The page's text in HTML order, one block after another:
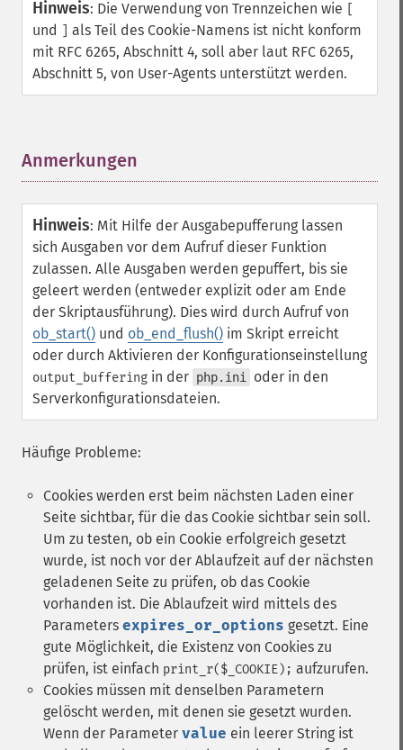
Hinweis: Die Verwendung von Trennzeichen wie
und
als Teil des Cookie-Namens ist nicht konform
mit RFC 6265, Abschnitt 4, soll aber laut RFC 6265,
Abschnitt 5, von User-Agents unterstützt werden.
Anmerkungen
Hinweis: Mit Hilfe der Ausgabepufferung lassen
sich Ausgaben vor dem Aufruf dieser Funktion
zulassen. Alle Ausgaben werden gepuffert, bis sie
geleert werden (entweder explizit oder am Ende
der Skriptausführung). Dies wird durch Aufruf von
ob_start() und ob_end_flush() im Skript erreicht
oder durch Aktivieren der Konfigurationseinstellung
output_buffering in der php.ini
oder in den
Serverkonfigurationsdateien.
Häufige Probleme:
Cookies werden erst beim nächsten Laden einer
Seite sichtbar, für die das Cookie sichtbar sein soll.
Um zu testen, ob ein Cookie erfolgreich gesetzt
wurde, ist noch vor der Ablaufzeit auf der nächsten
geladenen Seite zu prüfen, ob das Cookie
vorhanden ist. Die Ablaufzeit wird mittels des
Parameters expires_or_options gesetzt. Eine
gute Möglichkeit, die Existenz von Cookies zu
prüfen, ist einfach print_r($_COOKIE); aufzurufen.
Cookies müssen mit denselben Parametern
gelöscht werden, mit denen sie gesetzt wurden.
Wenn der Parameter value ein leerer String ist